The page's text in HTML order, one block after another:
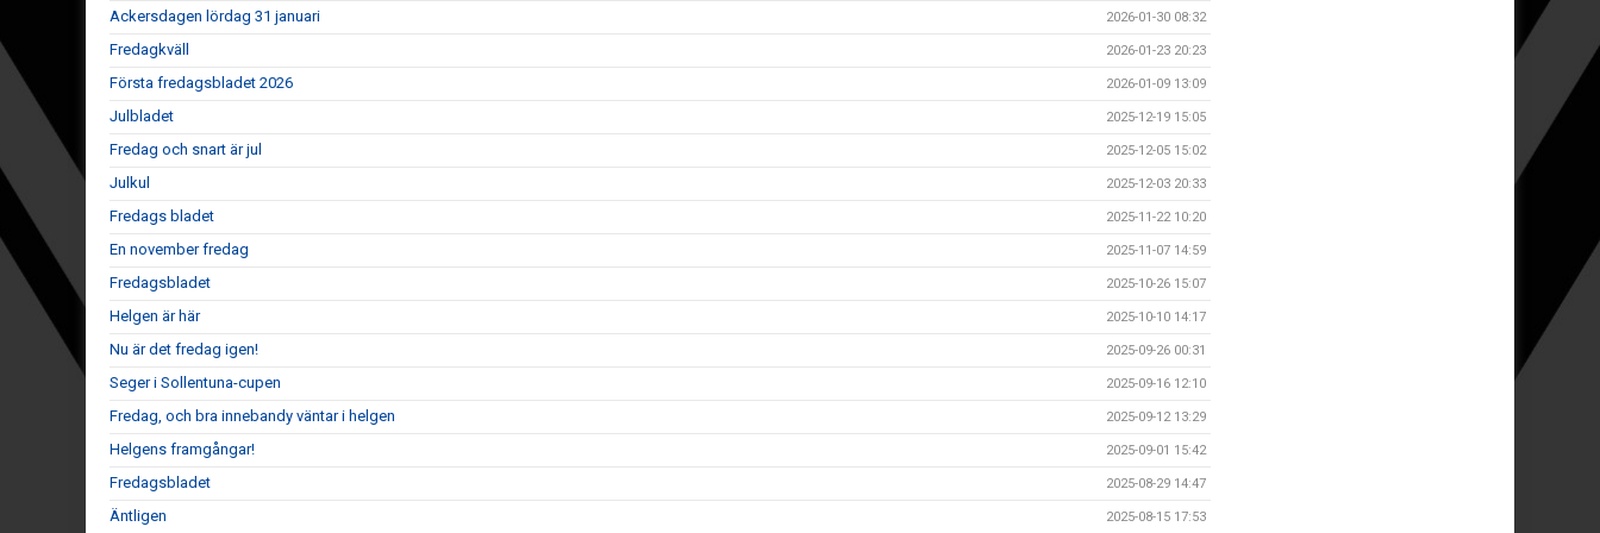
Ackersdagen lördag 31 januari 2026-01-30 08:32
Fredagkväll 2026-01-23 20:23
Första fredagsbladet 2026 2026-01-09 13:09
Julbladet 2025-12-19 15:05
Fredag och snart är jul 2025-12-05 15:02
Julkul 2025-12-03 20:33
Fredags bladet 2025-11-22 10:20
En november fredag 2025-11-07 14:59
Fredagsbladet 2025-10-26 15:07
Helgen är här 2025-10-10 14:17
Nu är det fredag igen! 2025-09-26 00:31
Seger i Sollentuna-cupen 2025-09-16 12:10
Fredag, och bra innebandy väntar i helgen 2025-09-12 13:29
Helgens framgångar! 2025-09-01 15:42
Fredagsbladet 2025-08-29 14:47
Äntligen 2025-08-15 17:53